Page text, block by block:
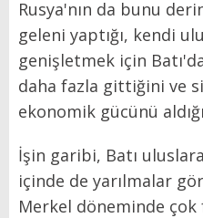
Rusya'nın da bunu
geleni yaptığı, kendi
genişletmek için
daha fazla gittiğini ve
ekonomik gücünü
İşin garibi, Batı
içinde de yarılmalar
Merkel döneminde